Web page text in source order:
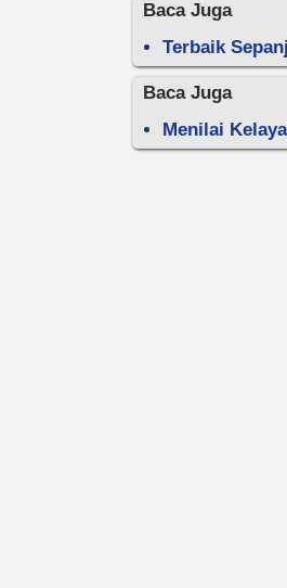
Baca Juga
Terbaik
Baca Juga
Menilai